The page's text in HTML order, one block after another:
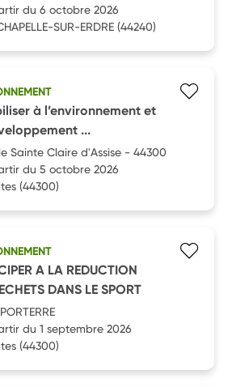
du 6 octobre 2026
SUR-ERDRE (44240)
à l’environnement et
...
Sainte Claire d'Assise - 44300
du 5 octobre 2026
(44300)
A LA REDUCTION
DANS LE SPORT
du 1 septembre 2026
(44300)